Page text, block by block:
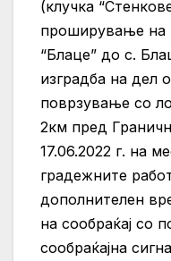
(клучка
проширување на
“Блаце” до с.
изградба на дел
поврзување со
2км пред
17.06.2022 г. на
градежните
дополнителен
на сообраќај со
сообраќајна